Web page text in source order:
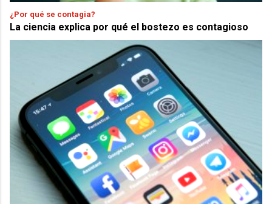
¿Por qué se contagia?
La ciencia explica por qué el bostezo es contagioso